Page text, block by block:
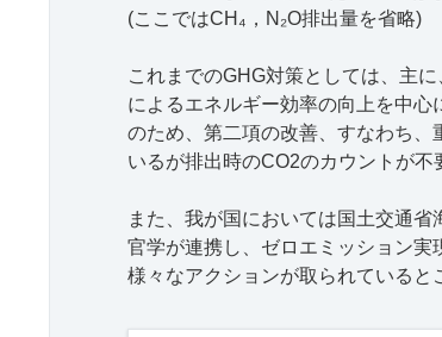
(ここではCH₄ ， N₂O排出量を省略)
これまでのGHG対策としては、主
によるエネルギー効率の向上を中心
のため、第二項の改善、すなわち、
いるが排出時のCO2のカウントが不
また、我が国においては国土交通
官学が連携し、ゼロエミッション
様々なアクションが取られていると